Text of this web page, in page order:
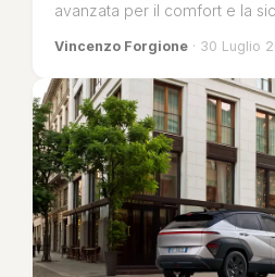
avanzata per il comfort e la
Vincenzo Forgione · 30 Luglio